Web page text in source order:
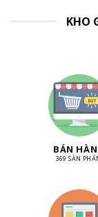
KHO
BÁN
369 SẢN